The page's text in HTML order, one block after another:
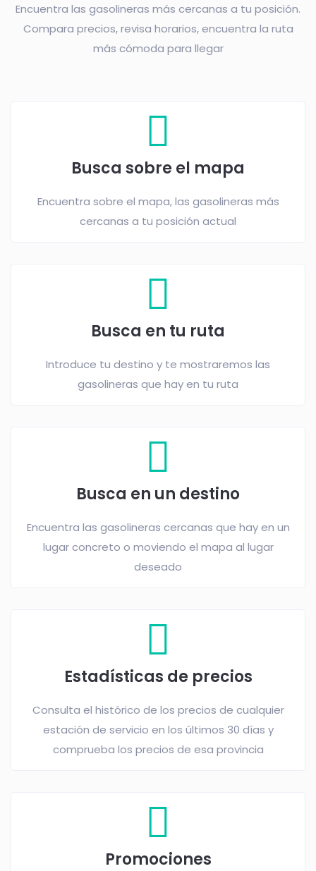
Encuentra las gasolineras más cercanas a tu posición.
Compara precios, revisa horarios, encuentra la ruta
más cómoda para llegar
Busca sobre el mapa
Encuentra sobre el mapa, las gasolineras más
cercanas a tu posición actual
Busca en tu ruta
Introduce tu destino y te mostraremos las
gasolineras que hay en tu ruta
Busca en un destino
Encuentra las gasolineras cercanas que hay en un
lugar concreto o moviendo el mapa al lugar
deseado
Estadísticas de precios
Consulta el histórico de los precios de cualquier
estación de servicio en los últimos 30 días y
comprueba los precios de esa provincia
Promociones